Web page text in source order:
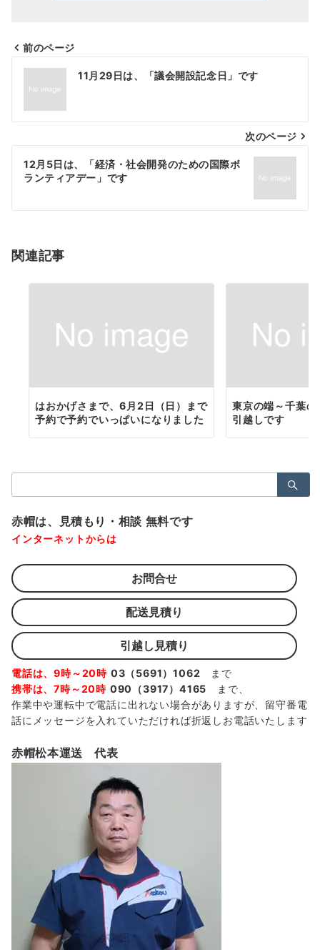
投
ナ
ビ
ゲ
シ
ン
前のページ
11月29日は、「議会開設記念日」です
次のページ
12月5日は、「経済・社会開発のための国際ボ
ランティアデー」です
関連記事
はおかげさまで、6月2日（日）まで
予約で予約でいっぱいになりました
東京の端～千葉
引越しです
索：
赤帽は、見積もり・相談 無料です
インターネットからは
お問合せ
配送見積り
引越し見積り
電話は、9時～20時 03（5691）1062 まで
携帯は、7時～20時 090（3917）4165 まで、
作業中や運転中で電話に出れない場合がありますが、留守番電
話にメッセージを入れていただければ折返しお電話いたします
赤帽松本運送 代表